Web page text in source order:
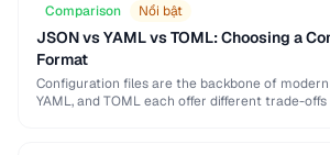
Comparison Nổi bật
JSON vs YAML vs TOML: Choosing a
Format
Configuration files are the backbone of
YAML, and TOML each offer different trade-